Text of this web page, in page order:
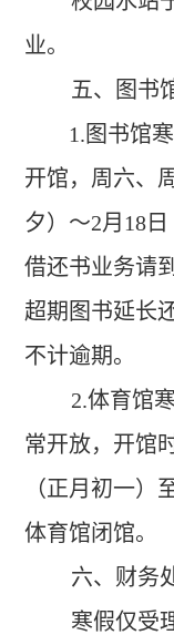
业。
五、图书
1.图书馆
开馆，周六、
夕）～2月 18
借还书业务请
超期图书延长
不计逾期。
2.体育馆
常开放，开馆
（正月初一）
体育馆闭馆。
六、财务
寒假仅受